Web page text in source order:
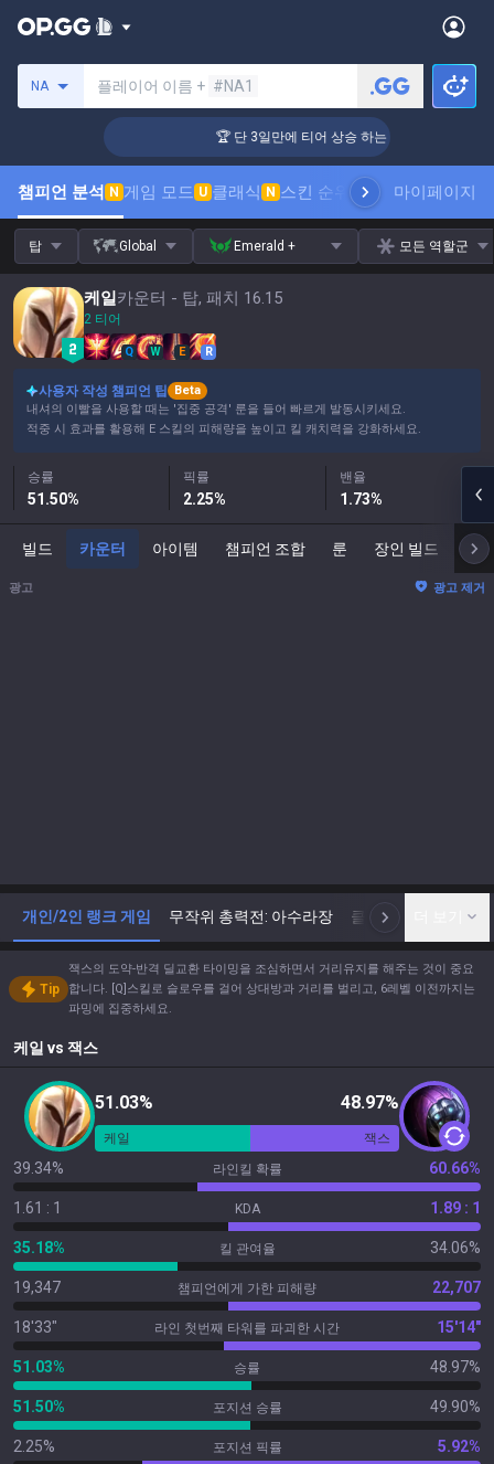
NA 플레이어 이름 + #NA1
🏆 단 3일만에 티어 상승 하는 방법!
챔피언 분석 N 게임 모드 U 클래식 N 스킨 순위랭킹 프로 관전통계
마이페이지
탑 Global Emerald + 모든 역할군
케일카운터 - 탑, 패치 16.15
2 티어
Q W E R
사용자 작성 챔피언 팁
Beta
내셔의 이빨을 사용할 때는 '집중 공격' 룬을 들어 빠르게 발동시키세요.
적중 시 효과를 활용해 E 스킬의 피해량을 높이고 킬 캐치력을 강화하세요.
승률
51.50%
픽률
2.25%
밴율
1.73%
빌드 카운터 아이템 챔피언 조합 룬 장인 빌드 스
광고 광고 제거
개인/2인 랭크 게임 무작위 총력전: 아수라장 클래식 아레나
Tip
잭스의 도약-반격 딜교환 타이밍을 조심하면서 거리유지를 해주는 것이 중요
합니다. [Q]스킬로 슬로우를 걸어 상대방과 거리를 벌리고, 6레벨 이전까지는
파밍에 집중하세요.
케일 vs 잭스
51.03% 48.97%
케일 잭스
39.34% 라인킬 확률 60.66%
1.61 : 1 KDA 1.89 : 1
35.18% 킬 관여율 34.06%
19,347 챔피언에게 가한 피해량 22,707
18'33" 라인 첫번째 타워를 파괴한 시간 15'14"
51.03% 승률 48.97%
51.50% 포지션 승률 49.90%
2.25% 포지션 픽률 5.92%